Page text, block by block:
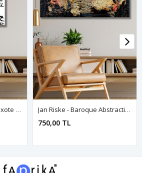
Pablo Picasso - Don Quixote - 106078 - Dekoratif Duvar Kanvas Tablo Jan Riske - Baroque Abstraction 1965 - 106213 - Dekoratif Duvar Kanvas Tablo
750,00 TL